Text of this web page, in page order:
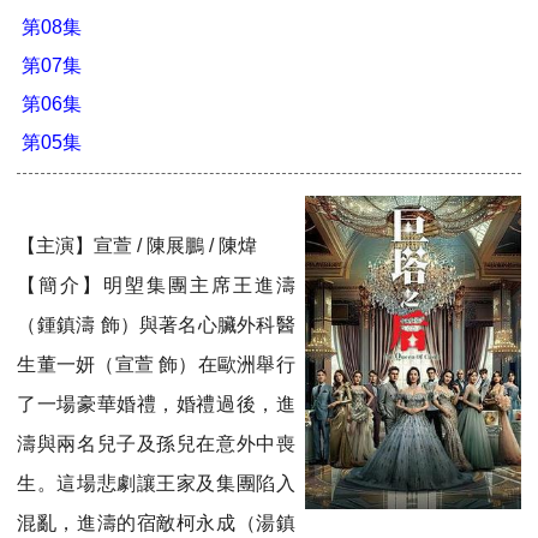
第08集
第07集
第06集
第05集
【主演】宣萱 / 陳展鵬 / 陳煒
【簡介】明塱集團主席王進濤
（鍾鎮濤 飾）與著名心臟外科醫
生董一妍（宣萱 飾）在歐洲舉行
了一場豪華婚禮，婚禮過後，進
濤與兩名兒子及孫兒在意外中喪
生。這場悲劇讓王家及集團陷入
混亂，進濤的宿敵柯永成（湯鎮